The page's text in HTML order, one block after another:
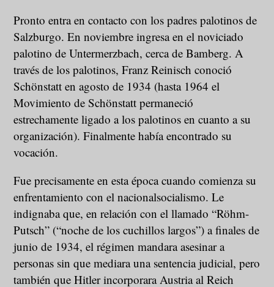
Pronto entra en contacto con los padres palotinos de
Salzburgo. En noviembre ingresa en el noviciado
palotino de Untermerzbach, cerca de Bamberg. A
través de los palotinos, Franz Reinisch conoció
Schönstatt en agosto de 1934 (hasta 1964 el
Movimiento de Schönstatt permaneció
estrechamente ligado a los palotinos en cuanto a su
organización). Finalmente había encontrado su
vocación.
Fue precisamente en esta época cuando comienza su
enfrentamiento con el nacionalsocialismo. Le
indignaba que, en relación con el llamado “Röhm-
Putsch” (“noche de los cuchillos largos”) a finales de
junio de 1934, el régimen mandara asesinar a
personas sin que mediara una sentencia judicial, pero
también que Hitler incorporara Austria al Reich